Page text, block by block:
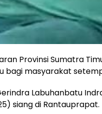
Provinsi Sumatra
bagi masyarakat
Labuhanbatu
siang di Rantauprapat.